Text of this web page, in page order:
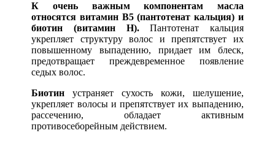
К очень важным компонентам масла
относятся витамин В5 (пантотенат кальция) и
биотин (витамин Н).Пантотенат кальция
укрепляет структуру волос и препятствует их
повышенному выпадению, придает им блеск,
предотвращает преждевременное появление
седых волос.
Биотин устраняет сухость кожи, шелушение,
укрепляет волосы и препятствует их выпадению,
рассечению, обладает активным
противосеборейным действием.